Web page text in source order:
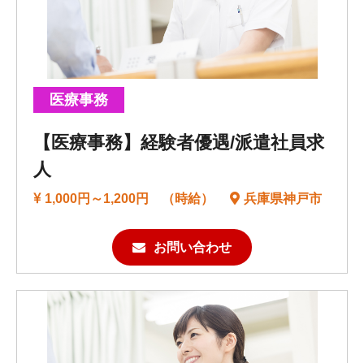
医療事務
【医療事務】経験者優遇/派遣社員求
人
1,000円～1,200円 （時給） 兵庫県神戸市
お問い合わせ